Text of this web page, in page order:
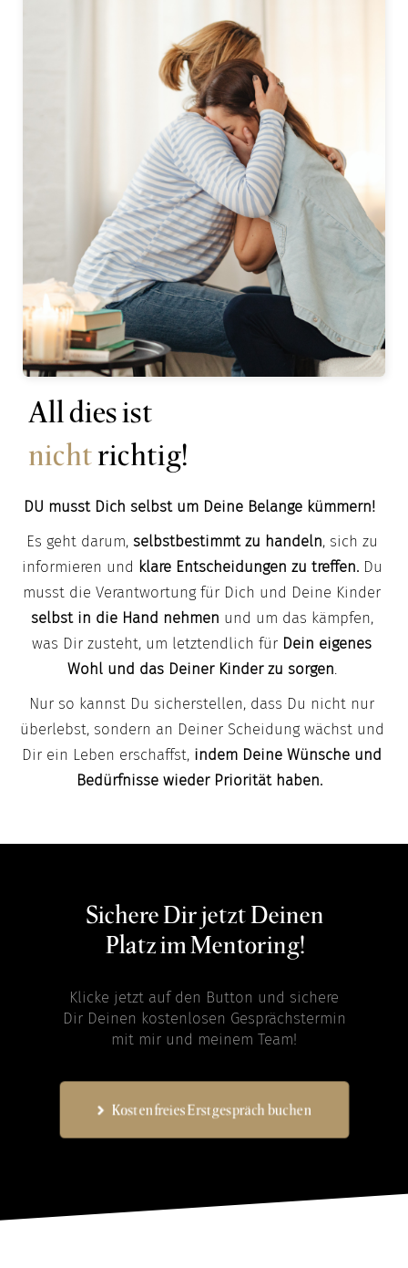
All dies ist
nichtrichtig!
DU musst Dich selbst um Deine Belange kümmern!
Es geht darum, selbstbestimmt zu handeln, sich zu
informieren und klare Entscheidungen zu treffen.Du
musst die Verantwortung für Dich und Deine Kinder
selbst in die Hand nehmen und um das kämpfen,
was Dir zusteht, um letztendlich für Dein eigenes
Wohl und das Deiner Kinder zu sorgen.
Nur so kannst Du sicherstellen, dass Du nicht nur
überlebst, sondern an Deiner Scheidung wächst und
Dir ein Leben erschaffst, indem Deine Wünsche und
Bedürfnisse wieder Priorität haben.
Sichere Dir jetzt Deinen
Platz im Mentoring!
Klicke jetzt auf den Button und sichere
Dir Deinen kostenlosen Gesprächstermin
mit mir und meinem Team!
Kostenfreies Erstgespräch buchen